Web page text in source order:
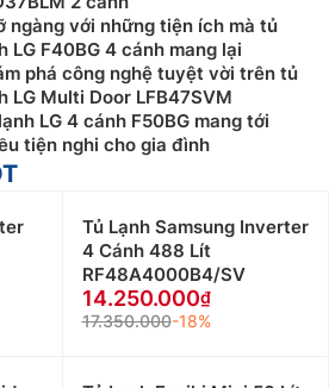
ngàng với những tiện ích mà tủ
LG F40BG 4 cánh mang lại
phá công nghệ tuyệt vời trên tủ
LG Multi Door LFB47SVM
LG 4 cánh F50BG mang tới
tiện nghi cho gia đình
Tủ Lạnh Samsung Inverter
4 Cánh 488 Lít
RF48A4000B4/SV
14.250.000
17.350.000-18%